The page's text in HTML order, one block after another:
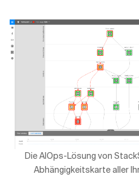
Die AIOps-Lösung von
Abhängigkeitskarte aller